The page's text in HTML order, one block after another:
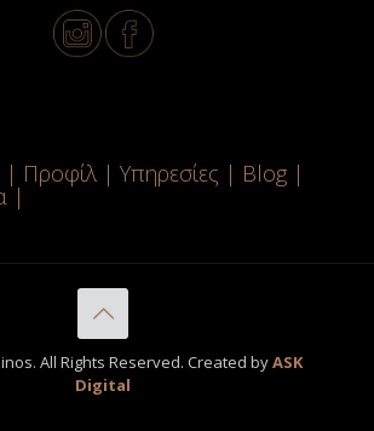
| Προφίλ | Υπηρεσίες | Blog |
|
All Rights Reserved. Created byASK
Digital